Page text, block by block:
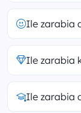
Ile zarabia
Ile zarabia
Ile zarabia